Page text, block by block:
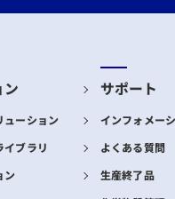
ン
ューション
イブラリ
ン
サポート
インフォメー
よくある質問
生産終了品